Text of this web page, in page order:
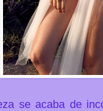
se acaba de